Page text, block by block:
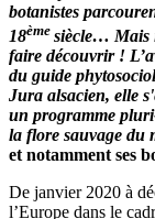
botanistes
18ème siècle… Mais
faire découvrir !
du guide
Jura alsacien, elle
un programme
la flore sauvage du
et notamment ses
De janvier 2020 à
l’Europe dans le